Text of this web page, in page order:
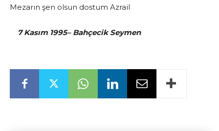
Mezarın şen olsun dostum Azrail
7 Kasım 1995– Bahçecik Seymen